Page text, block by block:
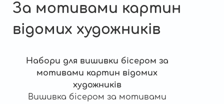
За мотивами картин
відомих художників
Набори для вишивки бісером за
мотивами картин відомих
художників
Вишивка бісером за мотивами